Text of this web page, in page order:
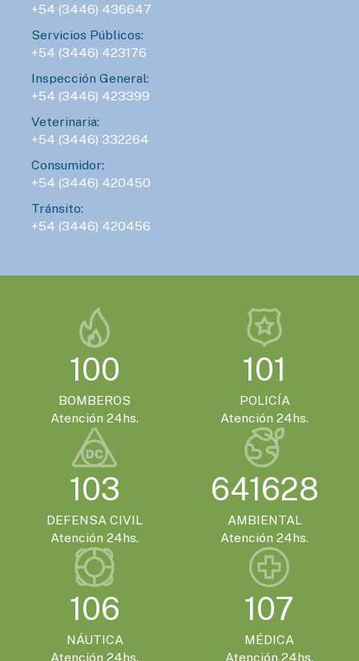
+54 (3446) 436647
Servicios Públicos:
+54 (3446) 423176
Inspección General:
+54 (3446) 423399
Veterinaria:
+54 (3446) 332264
Consumidor:
+54 (3446) 420450
Tránsito:
+54 (3446) 420456
100
BOMBEROS
Atención 24hs.
101
POLICÍA
Atención 24hs.
103
DEFENSA CIVIL
Atención 24hs.
641628
AMBIENTAL
Atención 24hs.
106
NÁUTICA
Atención 24hs.
107
MÉDICA
Atención 24hs.